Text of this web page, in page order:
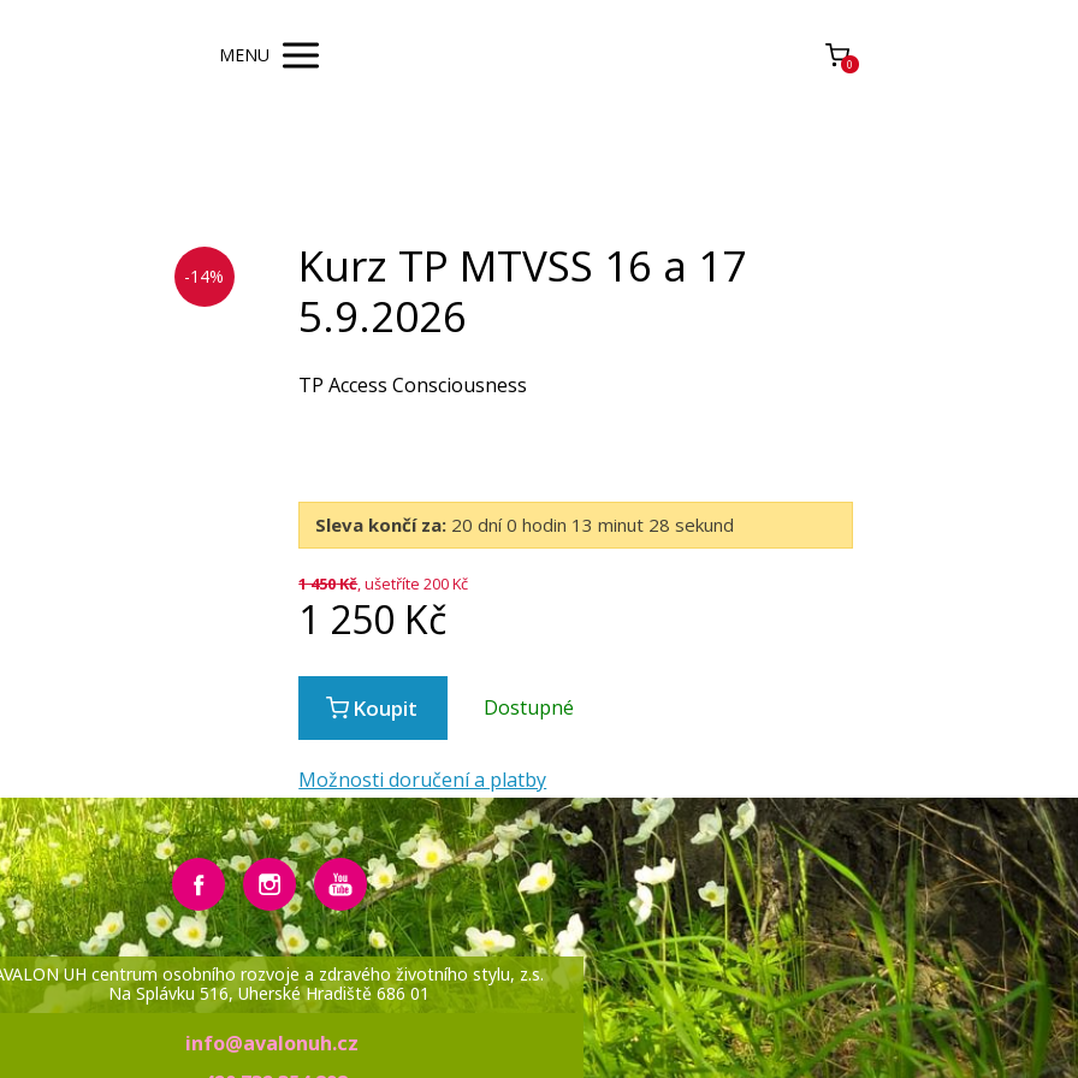
MENU 0
-14%
Kurz TP MTVSS 16 a 17
5.9.2026
TP Access Consciousness
Sleva končí za: 20 dní 0 hodin 13 minut 27 sekund
1 450Kč, ušetříte 200 Kč
1 250 Kč
Koupit Dostupné
Možnosti doručení a platby
UH centrum osobního rozvoje a zdravého životního stylu, z.s.
Na Splávku 516, Uherské Hradiště 686 01
info@avalonuh.cz